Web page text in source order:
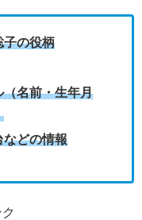
子の役柄
名前・生年月
などの情報